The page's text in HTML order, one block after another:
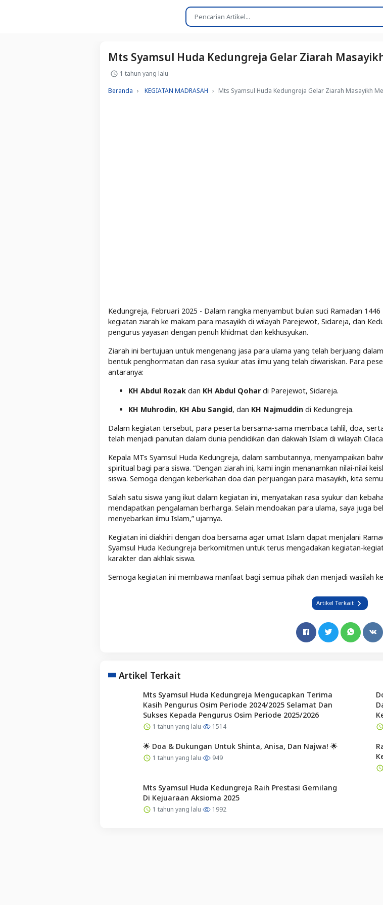
Mts Syamsul Huda Kedungreja Gelar Ziarah
1 tahun yang lalu
Beranda
KEGIATAN MADRASAH Mts Syamsul Huda Kedungreja Gelar Ziarah Masayikh
Kedungreja, Februari 2025 - Dalam rangka menyambut bulan suci Ramadan
kegiatan ziarah ke makam para masayikh di wilayah Parejewot, Sidareja, dan
pengurus yayasan dengan penuh khidmat dan kekhusyukan.
Ziarah ini bertujuan untuk mengenang jasa para ulama yang telah berjuang
bentuk penghormatan dan rasa syukur atas ilmu yang telah diwariskan. Para
antaranya:
KH Abdul Rozak dan KH Abdul Qohardi Parejewot, Sidareja.
KH Muhrodin, KH Abu Sangid, dan KH Najmuddin di Kedungreja.
Dalam kegiatan tersebut, para peserta bersama-sama membaca tahlil, doa,
telah menjadi panutan dalam dunia pendidikan dan dakwah Islam di wilayah
Kepala MTs Syamsul Huda Kedungreja, dalam sambutannya, menyampaikan
spiritual bagi para siswa. “Dengan ziarah ini, kami ingin menanamkan nilai-nilai
siswa. Semoga dengan keberkahan doa dan perjuangan para masayikh, kita
Salah satu siswa yang ikut dalam kegiatan ini, menyatakan rasa syukur dan
mendapatkan pengalaman berharga. Selain mendoakan para ulama, saya juga
menyebarkan ilmu Islam,” ujarnya.
Kegiatan ini diakhiri dengan doa bersama agar umat Islam dapat menjalani
Syamsul Huda Kedungreja berkomitmen untuk terus mengadakan kegiatan-
karakter dan akhlak siswa.
Semoga kegiatan ini membawa manfaat bagi semua pihak dan menjadi wasilah
Artikel Terkait
Artikel Terkait
Mts Syamsul Huda Kedungreja Mengucapkan Terima
Kasih Pengurus Osim Periode 2024/2025 Selamat Dan
Sukses Kepada Pengurus Osim Periode 2025/2026
1 tahun yang lalu 1514
🌟 Doa & Dukungan Untuk Shinta, Anisa, Dan Najwa! 🌟
1 tahun yang lalu 949
Mts Syamsul Huda Kedungreja Raih Prestasi Gemilang
Di Kejuaraan Aksioma 2025
1 tahun yang lalu 1992